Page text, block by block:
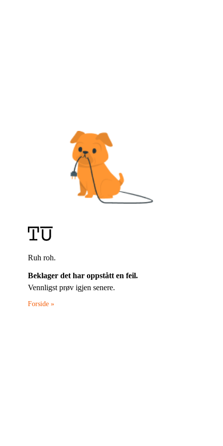
Ruh roh.
Beklager det har oppstått en feil.
Vennligst prøv igjen senere.
Forside »